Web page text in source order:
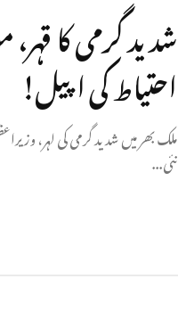
شدید گرمی کا
احتیاط کی اپیل!
ملک بھر میں شدید گرمی کی لہر،
نئی...